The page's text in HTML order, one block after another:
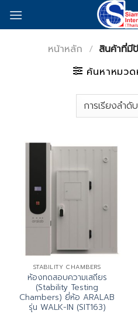
หน้าหลัก / สินค้าที่มี
ค้นหาหมว
STABILITY CHAMBERS
ห้องทดสอบความเสถียร
(Stability Testing
Chambers) ยี่ห้อ ARALAB
รุ่น WALK-IN (SIT163)